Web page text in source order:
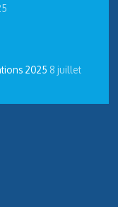
2025 8 juillet